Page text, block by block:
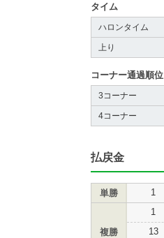
タイム
ハロンタイム
上り
コーナー通過順位
3コーナー
4コーナー
払戻金
単勝 1
複勝
1
13